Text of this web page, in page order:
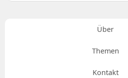
Über
Themen
Kontakt